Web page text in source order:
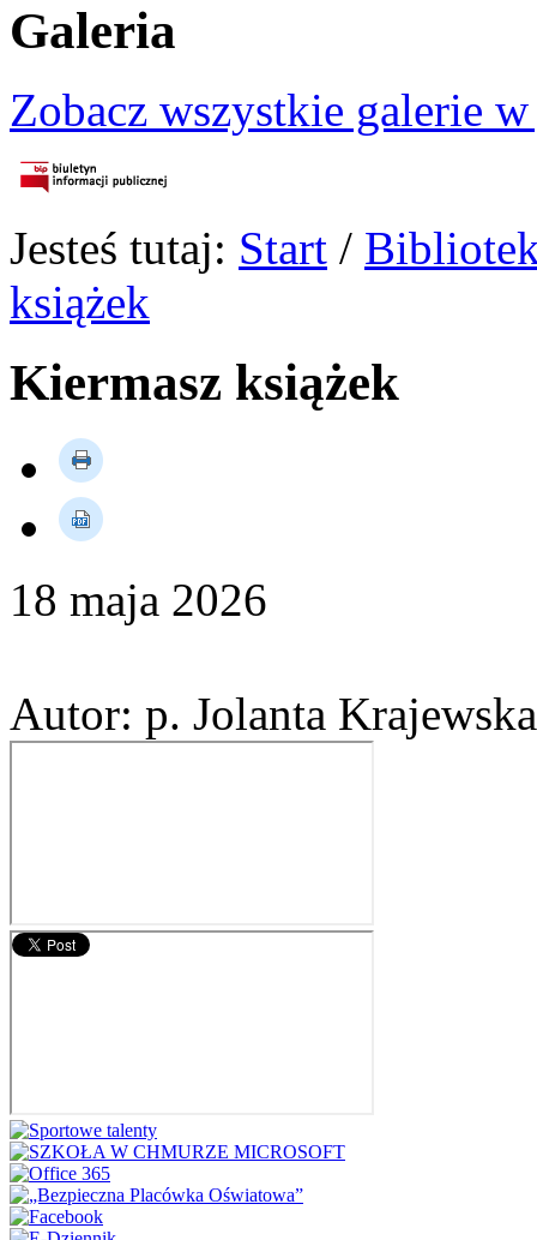
Galeria
Zobacz wszystkie galerie
Jesteś tutaj: Start /
książek
Kiermasz książek
18 maja 2026
Autor: p. Jolanta Krajewska